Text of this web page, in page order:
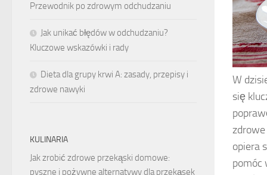
W
się
opiera
pomóc
Przewodnik po zdrowym odchudzaniu
Jak unikać błędów w odchudzaniu?
Kluczowe wskazówki i rady
Dieta dla grupy krwi A: zasady, przepisy i
zdrowe nawyki
KULINARIA
Jak zrobić zdrowe przekąski domowe:
pyszne i pożywne alternatywy dla przekąsek